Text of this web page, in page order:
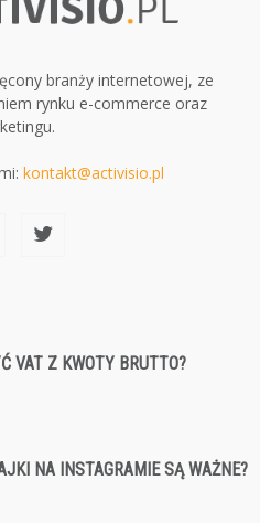
branży internetowej, ze
rynku e-commerce oraz
kontakt@activisio.pl
VAT Z KWOTY BRUTTO?
NA INSTAGRAMIE SĄ WAŻNE?